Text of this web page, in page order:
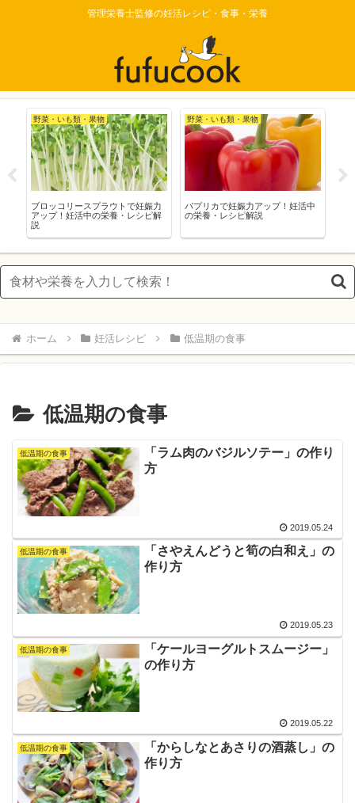
管理栄養士監修の妊活レシピ・食事・栄養
野菜・いも類・果物
ブロッコリースプラウトで妊娠力
アップ！妊活中の栄養・レシピ解
説
野菜・いも類・果物
パプリカで妊娠力アップ！妊活中
の栄養・レシピ解説
ホーム 妊活レシピ 低温期の食事
低温期の食事
低温期の食事
「ラム肉のバジルソテー」の作り
方
2019.05.24
低温期の食事
「さやえんどうと筍の白和え」の
作り方
2019.05.23
低温期の食事
「ケールヨーグルトスムージー」
の作り方
2019.05.22
低温期の食事
「からしなとあさりの酒蒸し」の
作り方